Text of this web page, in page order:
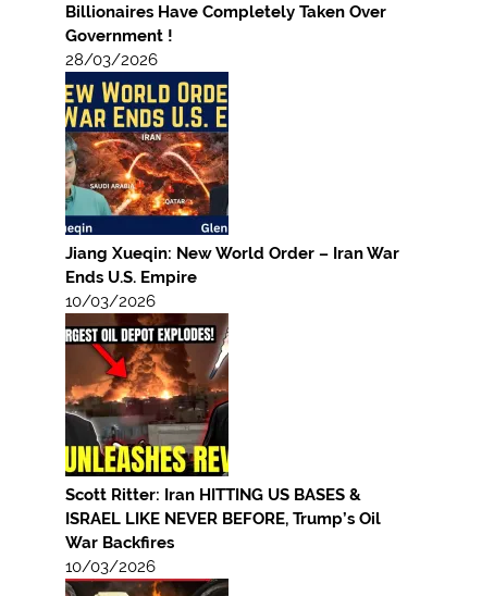
Billionaires Have Completely Taken Over
Government !
28/03/2026
Jiang Xueqin: New World Order – Iran War
Ends U.S. Empire
10/03/2026
Scott Ritter: Iran HITTING US BASES &
ISRAEL LIKE NEVER BEFORE, Trump’s Oil
War Backfires
10/03/2026